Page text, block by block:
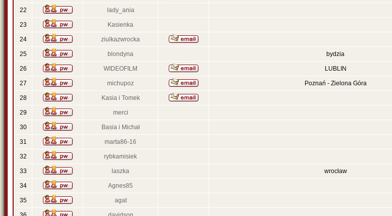
22 lady_ania
23 Kasienka
24 ziulkazwrocka
25 blondyna bydzia
26 WIDEOFILM LUBLIN
27 michupoz Poznań - Zielona Góra
28 Kasia i Tomek
29 merci
30 Basia i Michał
31 marta86-16
32 rybkamisiek
33 laszka wrocław
34 Agnes85
35 agat